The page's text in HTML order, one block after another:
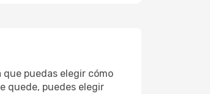
puedas elegir cómo
quede, puedes elegir